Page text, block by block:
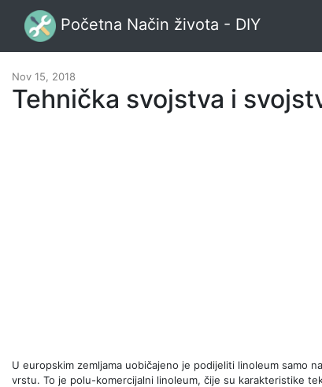
Početna Način života - DIY
Nov 15, 2018
Tehnička svojstva i
U europskim zemljama uobičajeno je podijeliti linoleum samo
vrstu. To je polu-komercijalni linoleum, čije su karakteristike